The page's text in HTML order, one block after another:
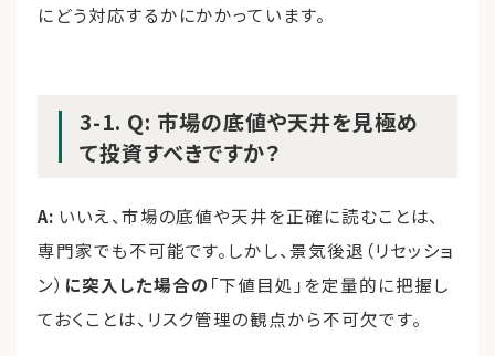
にどう対応するかにかかっています。
3-1. Q: 市場の底値や天井を見極め
て投資すべきですか？
A: いいえ、市場の底値や天井を正確に読むことは、
専門家でも不可能です。しかし、景気後退（リセッショ
ン） に突入した場合の 「下値目処」を定量的に把握し
ておくことは、リスク管理の観点から不可欠です。